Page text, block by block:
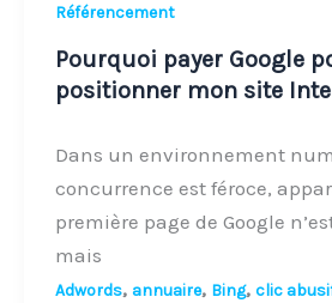
Référencement
Pourquoi payer Google
positionner mon site
Dans un environnement
concurrence est féroce,
première page de Google
mais
Adwords, annuaire, Bing, clic